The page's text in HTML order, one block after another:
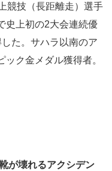
競技（長距離走）選手
史上初の2大会連続優
た。サハラ以南のア
ク金メダル獲得者。
が壊れるアクシデン